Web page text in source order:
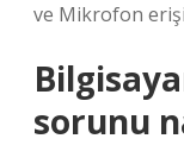
ve Mikrofon
sorunu